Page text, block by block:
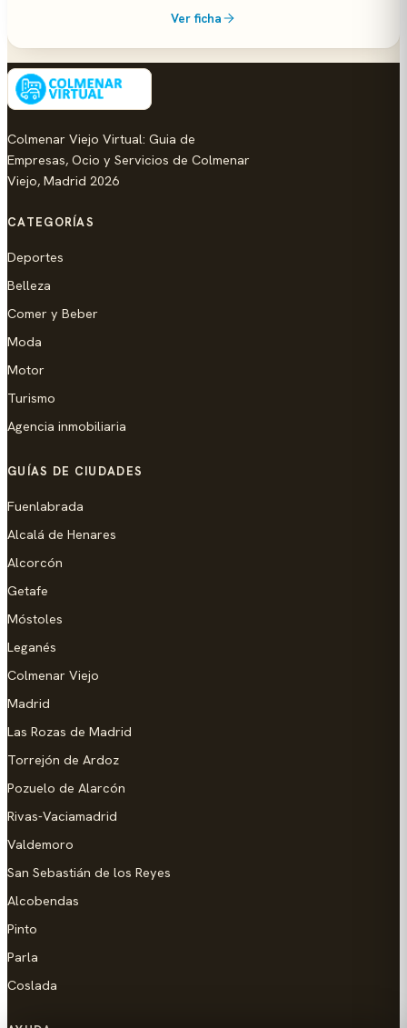
Ver ficha
Colmenar Viejo Virtual: Guia de
Empresas, Ocio y Servicios de Colmenar
Viejo, Madrid 2026
CATEGORÍAS
Deportes
Belleza
Comer y Beber
Moda
Motor
Turismo
Agencia inmobiliaria
GUÍAS DE CIUDADES
Fuenlabrada
Alcalá de Henares
Alcorcón
Getafe
Móstoles
Leganés
Colmenar Viejo
Madrid
Las Rozas de Madrid
Torrejón de Ardoz
Pozuelo de Alarcón
Rivas-Vaciamadrid
Valdemoro
San Sebastián de los Reyes
Alcobendas
Pinto
Parla
Coslada